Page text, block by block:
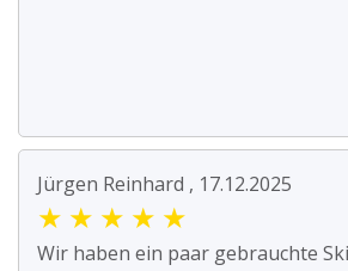
Jürgen Reinhard , 17.12.2025
★ ★ ★ ★ ★
Wir haben ein paar gebrauchte